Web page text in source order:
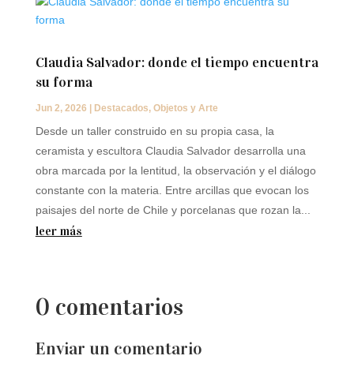
Claudia Salvador: donde el tiempo encuentra
su forma
Jun 2, 2026 Destacados, Objetos y Arte
Desde un taller construido en su propia casa, la
ceramista y escultora Claudia Salvador desarrolla una
obra marcada por la lentitud, la observación y el diálogo
constante con la materia. Entre arcillas que evocan los
paisajes del norte de Chile y porcelanas que rozan la...
leer más
0 comentarios
Enviar un comentario